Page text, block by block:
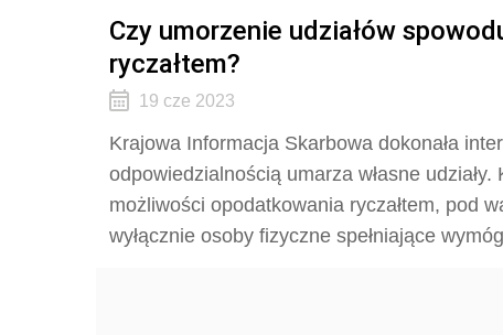
Czy umorzenie udziałów
ryczałtem?
19 cze 2023
Krajowa Informacja Skarbowa dokonała
odpowiedzialnością umarza własne
możliwości opodatkowania ryczałtem, pod
wyłącznie osoby fizyczne spełniające